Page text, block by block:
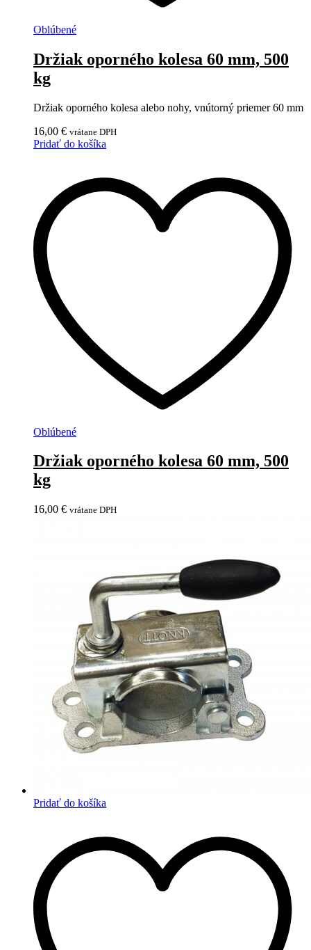
Oblúbené
Držiak oporného kolesa 60 mm, 500
kg
Držiak oporného kolesa alebo nohy, vnútorný priemer 60 mm
16,00 € vrátane DPH
Pridať do košíka
Oblúbené
Držiak oporného kolesa 60 mm, 500
kg
16,00 € vrátane DPH
Pridať do košíka